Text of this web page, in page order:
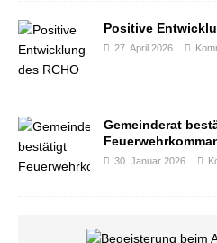
Positive
27. April 2026
Gemeinderat
30. Januar 2026